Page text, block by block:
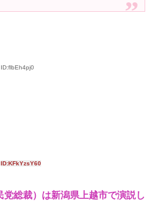
護を受けしママのサーガ」3巻 今
うオスガキってどうやったら産
度が終わりすぎてる
ID:flbEh4pj0
ID:KFkYzsY60
党総裁）は新潟県上越市で演説し